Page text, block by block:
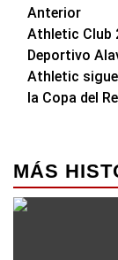
de
Anterior
Athletic Club
Deportivo
Athletic sigue
la Copa del
MÁS